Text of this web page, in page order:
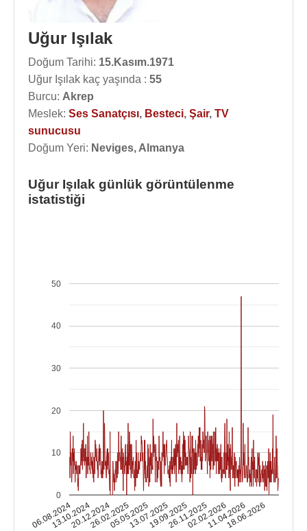
Uğur Işılak
Doğum Tarihi: 15.Kasım.1971
Uğur Işılak kaç yaşında : 55
Burcu: Akrep
Meslek: Ses Sanatçısı, Besteci, Şair, TV
sunucusu
Doğum Yeri: Neviges, Almanya
Uğur Işılak günlük görüntülenme
istatistiği
06.08.2024
13.10.202420.12.202426.02.2025
05.05.202513.07.202519.09.202526.11.202502.02.202611.04.2026
18.06.2026
0
10
20
30
40
50